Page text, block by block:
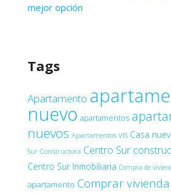
mejor opción
Tags
Apartamento
nuevo apartamentos
nuevos Apartamentos VIS Casa
Sur Constructora Centro Sur
Centro Sur Inmobiliaria Compra de
apartamento Comprar vivienda